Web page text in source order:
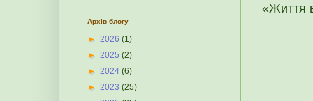
«Життя
Архів блогу
► 2026 (1)
► 2025 (2)
► 2024 (6)
► 2023 (25)